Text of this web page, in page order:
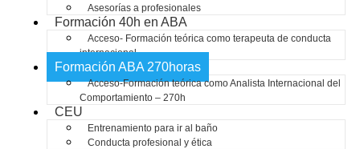
Asesorías a profesionales
Formación 40h en ABA
Acceso- Formación teórica como terapeuta de conducta
internacional
Formación ABA 270horas
Acceso-Formación teórica como Analista Internacional del
Comportamiento – 270h
CEU
Entrenamiento para ir al baño
Conducta profesional y ética